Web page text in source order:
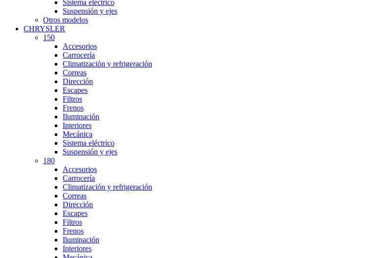
Sistema eléctrico
Suspensión y ejes
Otros modelos
CHRYSLER
150
Accesorios
Carrocería
Climatización y refrigeración
Correas
Dirección
Escapes
Filtros
Frenos
Iluminación
Interiores
Mecánica
Sistema eléctrico
Suspensión y ejes
180
Accesorios
Carrocería
Climatización y refrigeración
Correas
Dirección
Escapes
Filtros
Frenos
Iluminación
Interiores